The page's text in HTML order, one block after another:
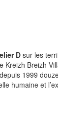
D sur les
Kreizh Breizh
1999
humaine et